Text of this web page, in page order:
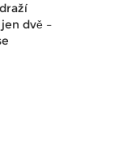
dvě –